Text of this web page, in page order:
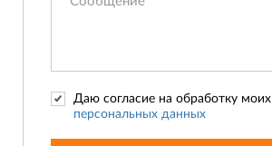
Даю согласие на обработку моих
персональных данных